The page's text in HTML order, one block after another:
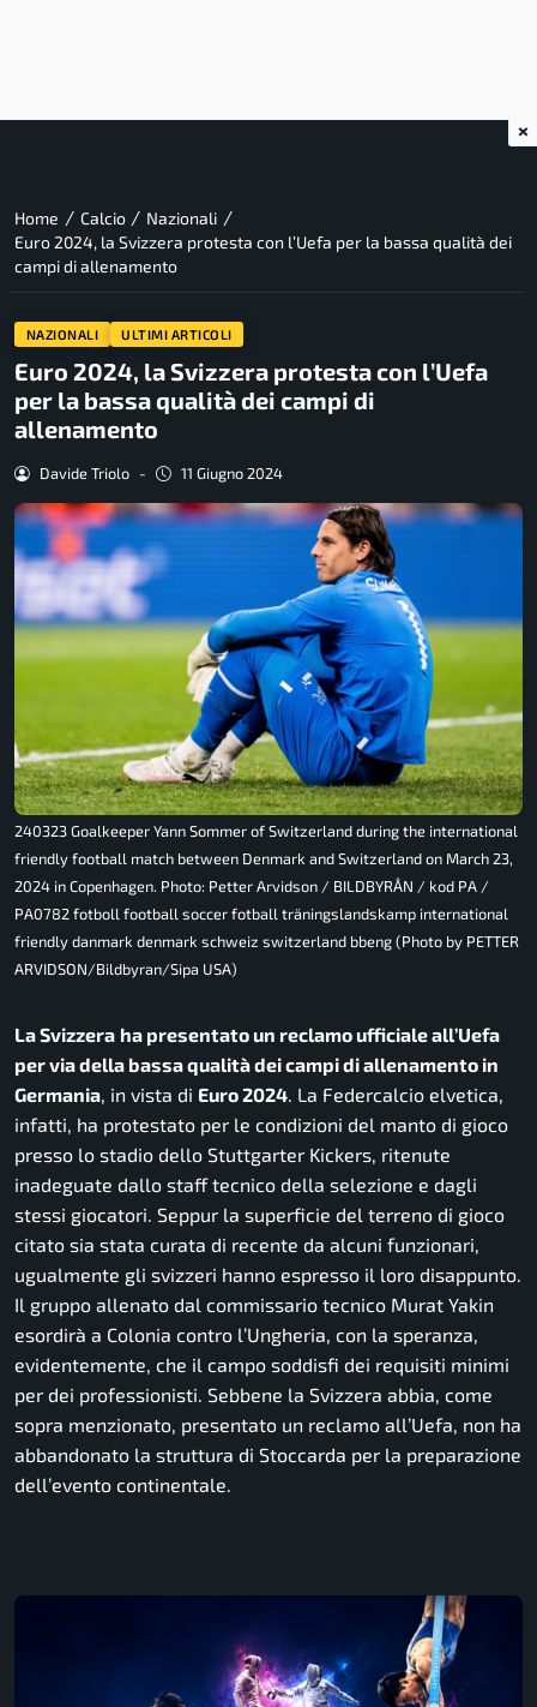
Home / Calcio / Nazionali /
Euro 2024, la Svizzera protesta con l’Uefa per la bassa qualità dei
campi di allenamento
NAZIONALI ULTIMI ARTICOLI
Euro 2024, la Svizzera protesta con l’Uefa
per la bassa qualità dei campi di
allenamento
Davide Triolo - 11 Giugno 2024
240323 Goalkeeper Yann Sommer of Switzerland during the international
friendly football match between Denmark and Switzerland on March 23,
2024 in Copenhagen. Photo: Petter Arvidson / BILDBYRÅN / kod PA /
PA0782 fotboll football soccer fotball träningslandskamp international
friendly danmark denmark schweiz switzerland bbeng (Photo by PETTER
ARVIDSON/Bildbyran/Sipa USA)
La Svizzera ha presentato un reclamo ufficiale all’Uefa
per via della bassa qualità dei campi di allenamento in
Germania, in vista di Euro 2024. La Federcalcio elvetica,
infatti, ha protestato per le condizioni del manto di gioco
presso lo stadio dello Stuttgarter Kickers, ritenute
inadeguate dallo staff tecnico della selezione e dagli
stessi giocatori. Seppur la superficie del terreno di gioco
citato sia stata curata di recente da alcuni funzionari,
ugualmente gli svizzeri hanno espresso il loro disappunto.
Il gruppo allenato dal commissario tecnico Murat Yakin
esordirà a Colonia contro l’Ungheria, con la speranza,
evidentemente, che il campo soddisfi dei requisiti minimi
per dei professionisti. Sebbene la Svizzera abbia, come
sopra menzionato, presentato un reclamo all’Uefa, non ha
abbandonato la struttura di Stoccarda per la preparazione
dell’evento continentale.
×